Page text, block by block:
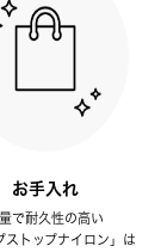
お手入れ
で耐久性の高い
ストップナイロン」は